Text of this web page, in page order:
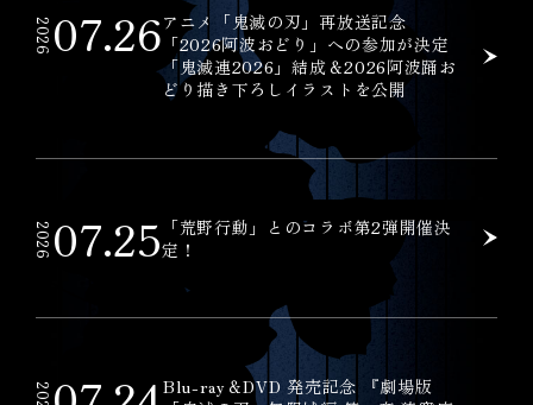
202607.26アニメ「鬼滅の刃」再放送記念
「2026阿波おどり」への参加が決定
「鬼滅連2026」結成＆2026阿波踊お
どり描き下ろしイラストを公開
202607.25 「荒野行動」とのコラボ第2弾開催決
定！
Blu-ray＆DVD 発売記念 『劇場版